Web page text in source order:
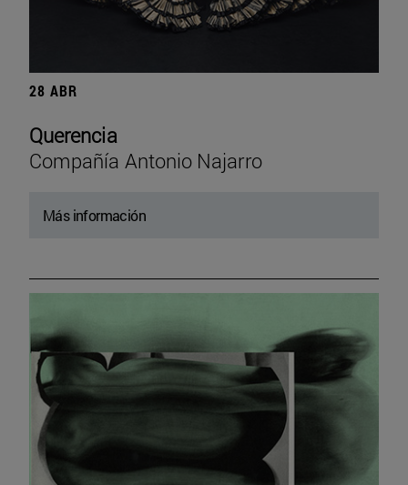
28 ABR
Querencia
Compañía Antonio Najarro
Más información